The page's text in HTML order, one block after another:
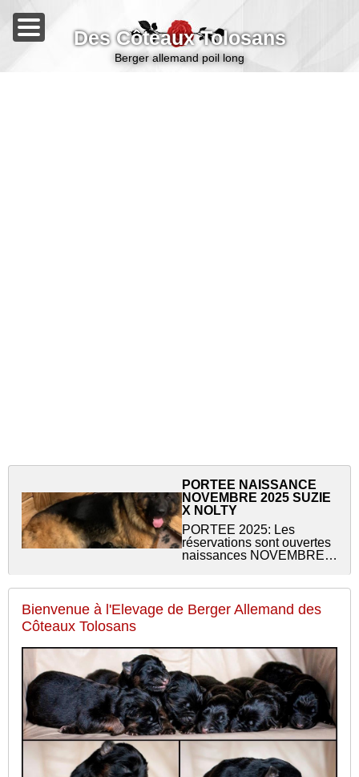
Des Côteaux Tolosans
berger allemand poil long
PORTEE NAISSANCE
NOVEMBRE 2025 SUZIE
X NOLTY
PORTEE 2025: Les
réservations sont ouvertes
naissances NOVEMBRE
lice: Suzie des Côteaux
Bienvenue à l'Elevage de Berger Allemand des
Côteaux Tolosans